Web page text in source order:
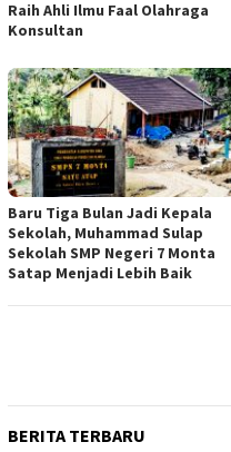
Raih Ahli Ilmu Faal Olahraga
Konsultan
Baru Tiga Bulan Jadi Kepala
Sekolah, Muhammad Sulap
Sekolah SMP Negeri 7 Monta
Satap Menjadi Lebih Baik
BERITA TERBARU